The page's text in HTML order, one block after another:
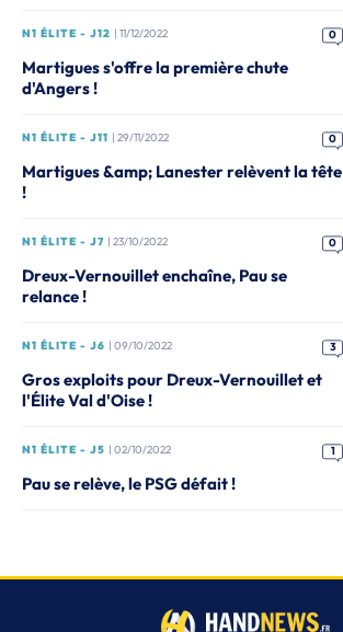
N1 ÉLITE - J12 | 11/12/2022 0
Martigues s'offre la première chute
d'Angers !
N1 ÉLITE - J11 | 29/11/2022 0
Martigues &amp; Lanester relèvent la tête
!
N1 ÉLITE - J7 | 23/10/2022 0
Dreux-Vernouillet enchaîne, Pau se
relance !
N1 ÉLITE - J6 | 09/10/2022 3
Gros exploits pour Dreux-Vernouillet et
l'Élite Val d'Oise !
N1 ÉLITE - J5 | 02/10/2022 1
Pau se relève, le PSG défait !